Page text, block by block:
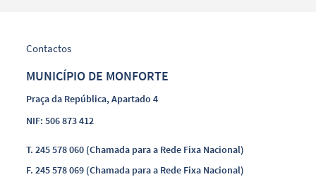
Contactos
MUNICÍPIO DE MONFORTE
Praça da República, Apartado 4
NIF: 506 873 412
T.245 578 060 (Chamada para a Rede Fixa Nacional)
F.245 578 069 (Chamada para a Rede Fixa Nacional)